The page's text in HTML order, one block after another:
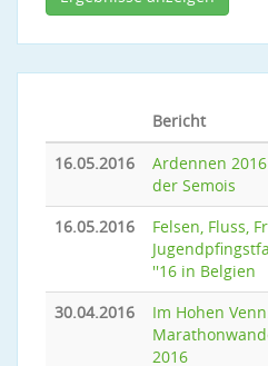
Bericht
16.05.2016
Ardennen
der Semois
16.05.2016
Felsen, Fluss,
''16 in Belgien
30.04.2016
Im Hohen
2016